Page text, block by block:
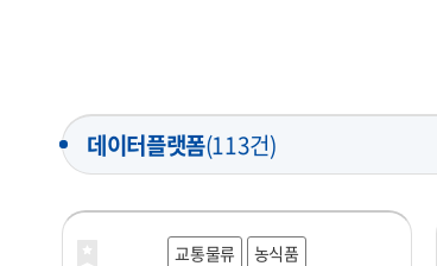
데이터플랫폼(113건)
교통물류 농식품